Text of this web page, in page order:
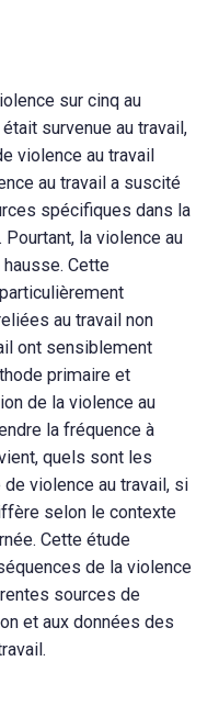
sur cinq au
survenue au travail,
violence au travail
au travail a suscité
spécifiques dans la
la violence au
Cette
au travail non
ont sensiblement
primaire et
de la violence au
la fréquence à
quels sont les
violence au travail, si
selon le contexte
Cette étude
de la violence
sources de
et aux données des